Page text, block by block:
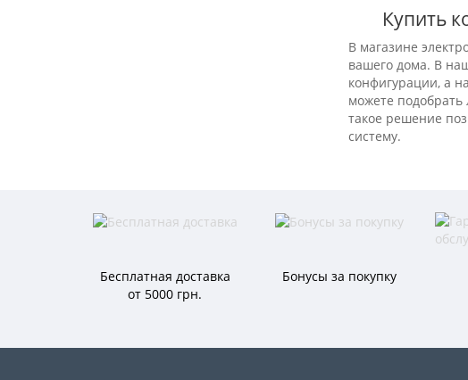
Купить
В магазине
вашего дома. В
конфигурации, а
можете подобрать
такое решение
систему.
Бесплатная доставка
от 5000 грн.
Бонусы за покупку